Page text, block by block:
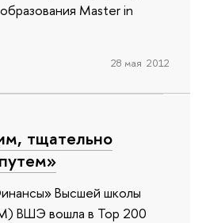
Master in
28 мая 2012
тщательно
Высшей школы
ВШЭ вошла в Top 200